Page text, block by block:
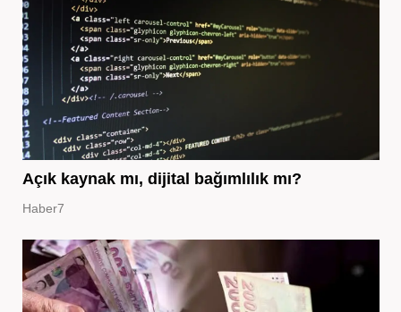
Açık kaynak mı, dijital bağımlılık mı?
Haber7